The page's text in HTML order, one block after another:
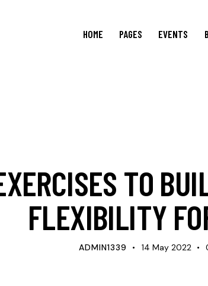
HOME PAGES EVENTS
TO
FLEXIBILITY
ADMIN1339 14 May 2022